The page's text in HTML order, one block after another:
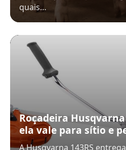
quais…
Roçadeira
ela vale para sítio e
A Husqvarna 143RS